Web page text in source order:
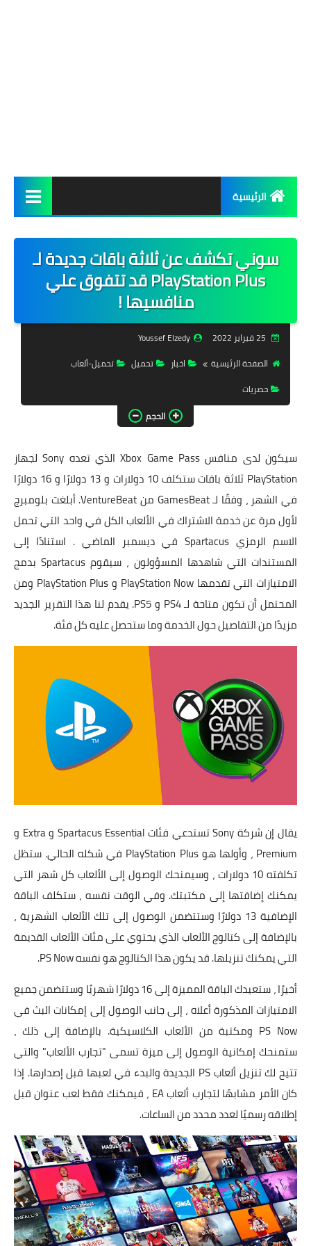
الرئيسية
أخبار
تحميل
تحميل برامج
حصريات
أدوبي
ويندوزات
فاشون
سوني تكشف عن ثلاثة باقات جديدة لـ
PlayStation Plus قد تتفوق علي
منافسيها !
Youssef Elzedy
الصفحة الرئيسية
اخبار تحميل
تحميل-ألعاب
حصريات
الحجم
سيكون لدى منافس Xbox Game Pass الذي تعده Sony لجهاز
PlayStation ثلاثة باقات ستكلف 10 دولارات و 13 دولارًا و 16 دولارًا
في الشهر ، وفقًا لـ GamesBeat من VentureBeat. أبلغت بلومبرج
لأول مرة عن خدمة الاشتراك في الألعاب الكل في واحد التي تحمل
الاسم الرمزي Spartacus في ديسمبر الماضي . استنادًا إلى
المستندات التي شاهدها المسؤولون ، سيقوم Spartacus بدمج
الامتيازات التي تقدمها PlayStation Now و PlayStation Plus ومن
المحتمل أن تكون متاحة لـ PS4 و PS5. يقدم لنا هذا التقرير الجديد
مزيدًا من التفاصيل حول الخدمة وما ستحصل عليه كل فئة.
يقال إن شركة Sony تستدعي فئات Spartacus Essential و Extra و
Premium ، وأولها هو PlayStation Plus في شكله الحالي. ستظل
تكلفته 10 دولارات ، وسيمنحك الوصول إلى الألعاب كل شهر التي
يمكنك إضافتها إلى مكتبتك. وفي الوقت نفسه ، ستكلف الباقة
الإضافية 13 دولارًا وستتضمن الوصول إلى تلك الألعاب الشهرية ،
بالإضافة إلى كتالوج الألعاب الذي يحتوي على مئات الألعاب القديمة
التي يمكنك تنزيلها. قد يكون هذا الكتالوج هو نفسه PS Now.
أخيرًا ، ستعيدك الباقة المميزة إلى 16 دولارًا شهريًا وستتضمن جميع
الامتيازات المذكورة أعلاه ، إلى جانب الوصول إلى إمكانات البث في
PS Now ومكتبة من الألعاب الكلاسيكية. بالإضافة إلى ذلك ،
ستمنحك إمكانية الوصول إلى ميزة تسمى "تجارب الألعاب" والتي
تتيح لك تنزيل ألعاب PS الجديدة والبدء في لعبها قبل إصدارها. إذا
كان الأمر مشابهًا لتجارب ألعاب EA ، فيمكنك فقط لعب عنوان قبل
إطلاقه رسميًا لعدد محدد من الساعات.